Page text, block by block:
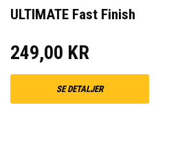
ULTIMATE Fast Finish
249,00 KR
SE DETALJER